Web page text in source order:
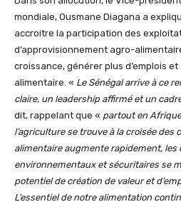
mondiale, Ousmane Diagana a
accroitre la participation des
d’approvisionnement agro-
croissance, générer plus d’emplois
alimentaire. « Le Sénégal arrive à ce
claire, un leadership affirmé et un
dit, rappelant que « partout en
l’agriculture se trouve à la croisée des
alimentaire augmente rapidement, les
environnementaux et sécuritaires se
potentiel de création de valeur et
L’essentiel de notre alimentation